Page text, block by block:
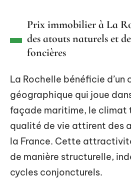
Prix immobilier à La
des atouts naturels et
foncières
La Rochelle bénéficie d’un
géographique qui joue
façade maritime, le climat
qualité de vie attirent des
la France. Cette
de manière structurelle,
cycles conjoncturels.